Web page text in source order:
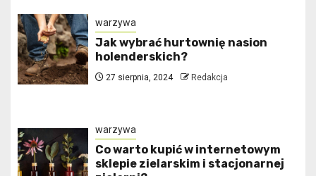
warzywa
Jak wybrać hurtownię nasion
holenderskich?
27 sierpnia, 2024 Redakcja
warzywa
Co warto kupić w internetowym
sklepie zielarskim i stacjonarnej